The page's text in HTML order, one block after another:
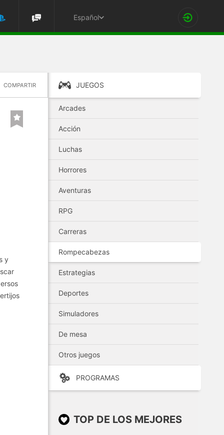
Español
COMPARTIR
y
JUEGOS
Arcades
Acción
Luchas
Horrores
Aventuras
RPG
Carreras
Rompecabezas
Estrategias
Deportes
Simuladores
De mesa
Otros juegos
PROGRAMAS
TOP DE LOS MEJORES